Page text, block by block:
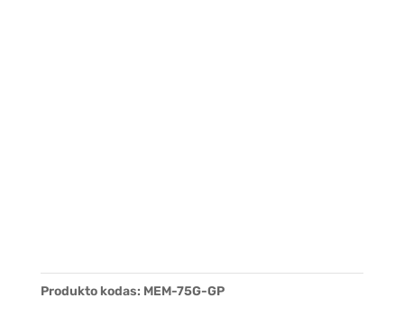
Produkto kodas: MEM-75G-GP